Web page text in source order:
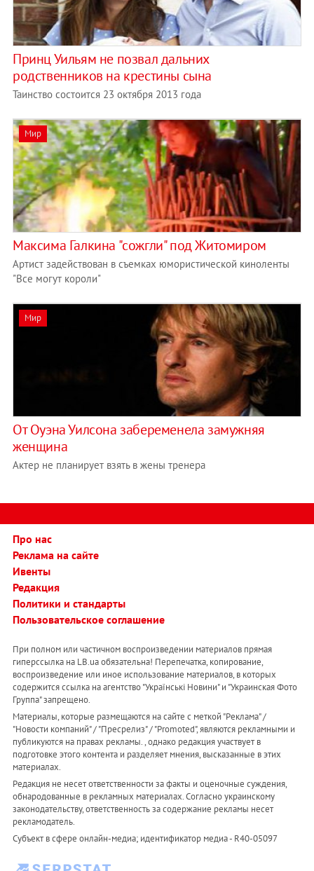
Принц Уильям не позвал дальних
родственников на крестины сына
Таинство состоится 23 октября 2013 года
Мир
Максима Галкина "сожгли" под Житомиром
Артист задействован в съемках юмористической киноленты
"Все могут короли"
Мир
От Оуэна Уилсона забеременела замужняя
женщина
Актер не планирует взять в жены тренера
Про нас
Реклама на сайте
Ивенты
Редакция
Политики и стандарты
Пользовательское соглашение
При полном или частичном воспроизведении материалов прямая
гиперссылка на LB.ua обязательна! Перепечатка, копирование,
воспроизведение или иное использование материалов, в которых
содержится ссылка на агентство "Українськi Новини" и "Украинская Фото
Группа" запрещено.
Материалы, которые размещаются на сайте с меткой "Реклама" /
"Новости компаний" / "Пресрелиз" / "Promoted", являются рекламными и
публикуются на правах рекламы. , однако редакция участвует в
подготовке этого контента и разделяет мнения, высказанные в этих
материалах.
Редакция не несет ответственности за факты и оценочные суждения,
обнародованные в рекламных материалах. Согласно украинскому
законодательству, ответственность за содержание рекламы несет
рекламодатель.
Субъект в сфере онлайн-медиа; идентификатор медиа - R40-05097